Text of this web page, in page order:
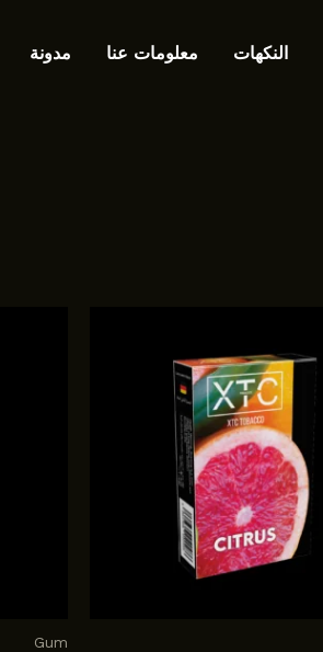
النكهات معلومات عنا مدونة
Gum